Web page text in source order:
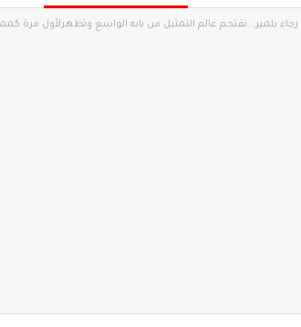
رجاء بلمير.. تقتحم عالم التمثيل من بابه الواسع وتظهرلأول مرة